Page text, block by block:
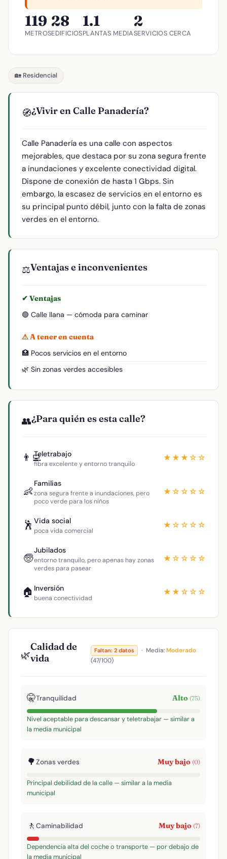
119
METROS
28
EDIFICIOS
1.1
PLANTAS MEDIA
2
SERVICIOS CERCA
🏡 Residencial
🧭¿Vivir en Calle Panadería?
Calle Panadería es una calle con aspectos
mejorables, que destaca por su zona segura frente
a inundaciones y excelente conectividad digital.
Dispone de conexión de hasta 1 Gbps. Sin
embargo, la escasez de servicios en el entorno es
su principal punto débil, junto con la falta de zonas
verdes en el entorno.
⚖️Ventajas e inconvenientes
✔ Ventajas
🟢 Calle llana — cómoda para caminar
⚠ A tener en cuenta
🏥 Pocos servicios en el entorno
🌿 Sin zonas verdes accesibles
👥¿Para quién es esta calle?
👨‍💻Teletrabajo
fibra excelente y entorno tranquilo
★★★☆☆
👶
Familias
zona segura frente a inundaciones, pero
poco verde para los niños
★☆☆☆☆
🕺 Vida social
poca vida comercial
★☆☆☆☆
🧓
Jubilados
entorno tranquilo, pero apenas hay zonas
verdes para pasear
★☆☆☆☆
🏠 Inversión
buena conectividad
★★☆☆☆
🌿
Calidad de
vida
Faltan: 2 datos · Media:Moderado
(47/100)
🤫Tranquilidad Alto (75)
Nivel aceptable para descansar y teletrabajar — similar a
la media municipal
🌳Zonas verdes Muy bajo (0)
Principal debilidad de la calle — similar a la media
municipal
🚶 Caminabilidad Muy bajo (7)
Dependencia alta del coche o transporte — por debajo de
la media municipal